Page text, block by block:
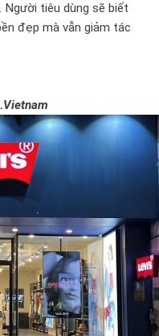
tiêu dùng sẽ biết
đẹp mà vẫn giảm tác